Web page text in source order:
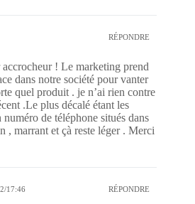
RÉPONDRE
! Le marketing prend
dans notre société pour vanter
quel produit . je n’ai rien contre
.Le plus décalé étant les
numéro de téléphone situés dans
, marrant et çà reste léger . Merci
17:46 RÉPONDRE